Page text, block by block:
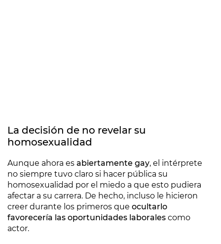
La decisión de no revelar su
homosexualidad
Aunque ahora es abiertamente gay, el intérprete
no siempre tuvo claro si hacer pública su
homosexualidad por el miedo a que esto pudiera
afectar a su carrera. De hecho, incluso le hicieron
creer durante los primeros que ocultarlo
favorecería las oportunidades laborales como
actor.